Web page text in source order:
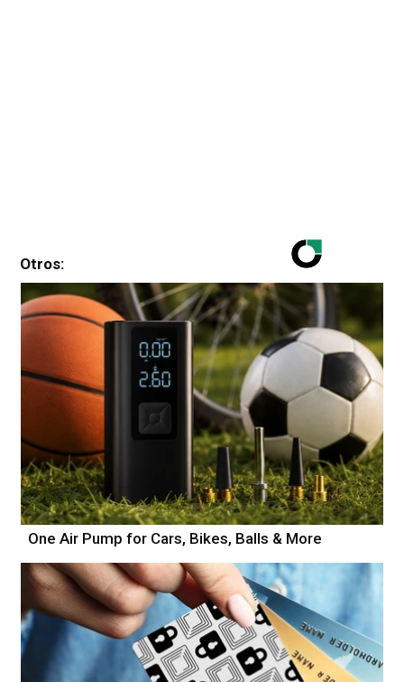
Otros:
One Air Pump for Cars, Bikes, Balls & More